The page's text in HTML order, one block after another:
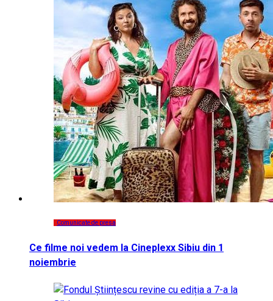
Comunicate de presa
Ce filme noi vedem la Cineplexx Sibiu din 1
noiembrie